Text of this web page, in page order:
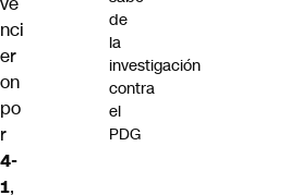
nci
er
on
po
r
4-
1,
de
la
investigación
contra
el
PDG